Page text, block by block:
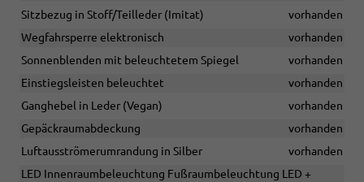
Sitzbezug in Stoff/Teilleder (Imitat)
vorhanden
Wegfahrsperre elektronisch
vorhanden
Sonnenblenden mit beleuchtetem Spiegel
vorhanden
Einstiegsleisten beleuchtet
vorhanden
Ganghebel in Leder (Vegan)
vorhanden
Gepäckraumabdeckung
vorhanden
Luftausströmerumrandung in Silber
vorhanden
LED Innenraumbeleuchtung Fußraumbeleuchtung LED +